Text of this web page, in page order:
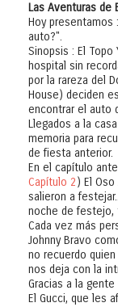
Las Aventuras de
Hoy presentamos
auto?".
Sinopsis : El Topo
hospital sin
por la rareza del
House) deciden
encontrar el auto
Llegados a la
memoria para
de fiesta anterior.
En el capítulo
Capítulo 2) El
salieron a
noche de festejo,
Cada vez más
Johnny Bravo
no recuerdo
nos deja con la
Gracias a la gente
El Gucci, que les